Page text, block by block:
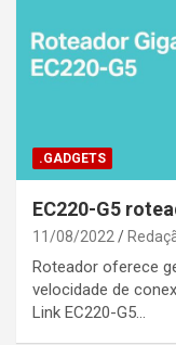
.GADGETS
EC220-G5
11/08/2022
Roteador oferece
velocidade de
Link EC220-G5…